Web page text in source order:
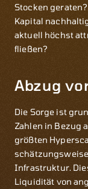
Stocken
Kapital
aktuell höchst
fließen?
Abzug
Die Sorge ist
Zahlen in Bezug
größten
Infrastruktur.
Liquidität von